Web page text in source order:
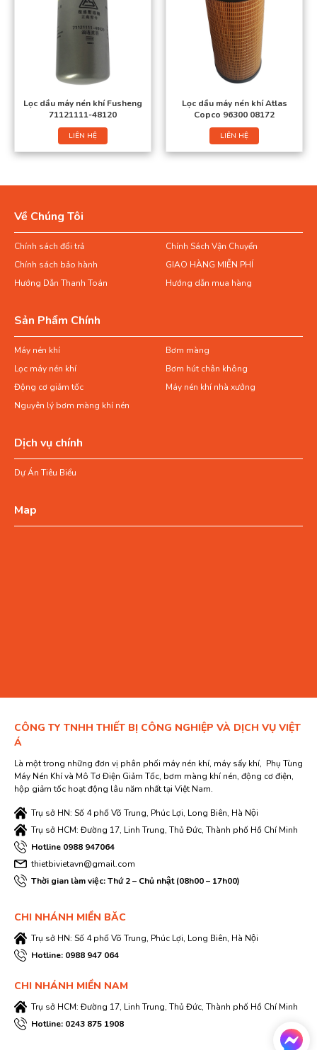
Lọc dầu máy nén khí Fusheng
71121111-48120
LIÊN HỆ
Lọc dầu máy nén khí Atlas
Copco 96300 08172
LIÊN HỆ
Về Chúng Tôi
Chính sách đổi trả
Chính Sách Vận Chuyển
Chính sách bảo hành
GIAO HÀNG MIỄN PHÍ
Hướng Dẫn Thanh Toán
Hướng dẫn mua hàng
Sản Phẩm Chính
Máy nén khí
Bơm màng
Lọc máy nén khí
Bơm hút chân không
Động cơ giảm tốc
Máy nén khí nhà xưởng
Nguyên lý bơm màng khí nén
Dịch vụ chính
Dự Án Tiêu Biểu
Map
CÔNG TY TNHH THIẾT BỊ CÔNG NGHIỆP VÀ DỊCH VỤ VIỆT
Á
Là một trong những đơn vị phân phối máy nén khí, máy sấy khí, Phụ Tùng
Máy Nén Khí và Mô Tơ Điện Giảm Tốc, bơm màng khí nén, động cơ điện,
hộp giảm tốc hoạt động lâu năm nhất tại Việt Nam.
Trụ sở HN: Số 4 phố Võ Trung, Phúc Lợi, Long Biên, Hà Nội
Trụ sở HCM: Đường 17, Linh Trung, Thủ Đức, Thành phố Hồ Chí Minh
Hotline 0988 947064
thietbivietavn@gmail.com
Thời gian làm việc: Thứ 2 – Chủ nhật (08h00 – 17h00)
CHI NHÁNH MIỀN BĂC
Trụ sở HN: Số 4 phố Võ Trung, Phúc Lợi, Long Biên, Hà Nội
Hotline: 0988 947 064
CHI NHÁNH MIỀN NAM
Trụ sở HCM: Đường 17, Linh Trung, Thủ Đức, Thành phố Hồ Chí Minh
Hotline: 0243 875 1908